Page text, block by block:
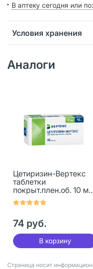
В аптеку сегодня или
Условия хранения
Аналоги
Цетиризин-Вертекс
таблетки
покрыт.плен.об. 10 мг
10 шт
74 руб.
В корзину
Страница носит